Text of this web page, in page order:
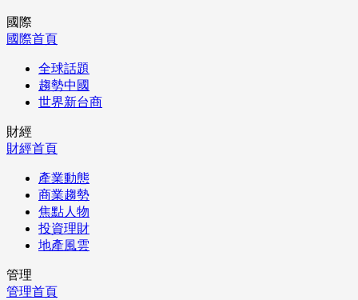
國際
國際首頁
全球話題
趨勢中國
世界新台商
財經
財經首頁
產業動態
商業趨勢
焦點人物
投資理財
地產風雲
管理
管理首頁